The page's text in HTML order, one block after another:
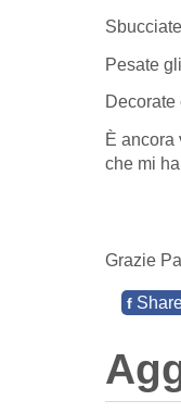
Pesate
È ancora
che mi
Grazie
f